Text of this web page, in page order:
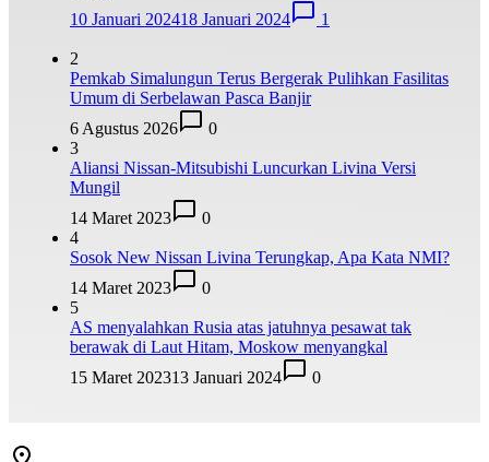
10 Januari 202418 Januari 2024 1
2
Pemkab Simalungun Terus Bergerak Pulihkan Fasilitas
Umum di Serbelawan Pasca Banjir
6 Agustus 2026
0
3
Aliansi Nissan-Mitsubishi Luncurkan Livina Versi
Mungil
14 Maret 2023
0
4
Sosok New Nissan Livina Terungkap, Apa Kata NMI?
14 Maret 2023
0
5
AS menyalahkan Rusia atas jatuhnya pesawat tak
berawak di Laut Hitam, Moskow menyangkal
15 Maret 202313 Januari 2024 0